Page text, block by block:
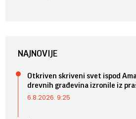
NAJNOVIJE
Otkriven skriveni svet ispod
drevnih građevina izronile iz
6.8.2026. 9:25